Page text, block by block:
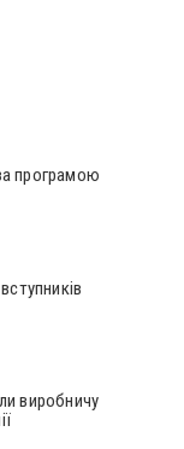
програмою
виробничу